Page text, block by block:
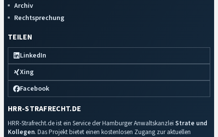
Archiv
Rechtsprechung
TEILEN
LinkedIn
Xing
Facebook
HRR-STRAFRECHT.DE
HRR-Strafrecht.de ist ein Service der Hamburger Anwaltskanzlei Strate und
Kollegen. Das Projekt bietet einen kostenlosen Zugang zur aktuellen